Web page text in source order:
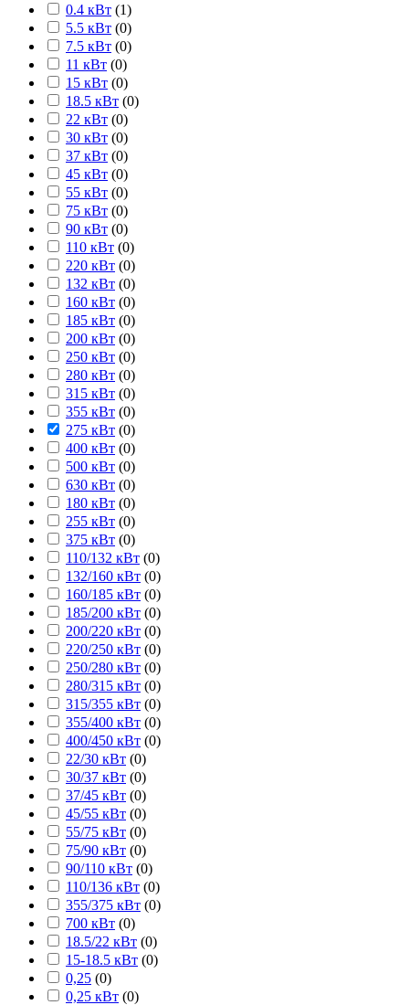
0.4 кВт (1)
5.5 кВт (0)
7.5 кВт (0)
11 кВт (0)
15 кВт (0)
18.5 кВт (0)
22 кВт (0)
30 кВт (0)
37 кВт (0)
45 кВт (0)
55 кВт (0)
75 кВт (0)
90 кВт (0)
110 кВт (0)
220 кВт (0)
132 кВт (0)
160 кВт (0)
185 кВт (0)
200 кВт (0)
250 кВт (0)
280 кВт (0)
315 кВт (0)
355 кВт (0)
275 кВт (0)
400 кВт (0)
500 кВт (0)
630 кВт (0)
180 кВт (0)
255 кВт (0)
375 кВт (0)
110/132 кВт (0)
132/160 кВт (0)
160/185 кВт (0)
185/200 кВт (0)
200/220 кВт (0)
220/250 кВт (0)
250/280 кВт (0)
280/315 кВт (0)
315/355 кВт (0)
355/400 кВт (0)
400/450 кВт (0)
22/30 кВт (0)
30/37 кВт (0)
37/45 кВт (0)
45/55 кВт (0)
55/75 кВт (0)
75/90 кВт (0)
90/110 кВт (0)
110/136 кВт (0)
355/375 кВт (0)
700 кВт (0)
18.5/22 кВт (0)
15-18.5 кВт (0)
0,25 (0)
0,25 кВт (0)